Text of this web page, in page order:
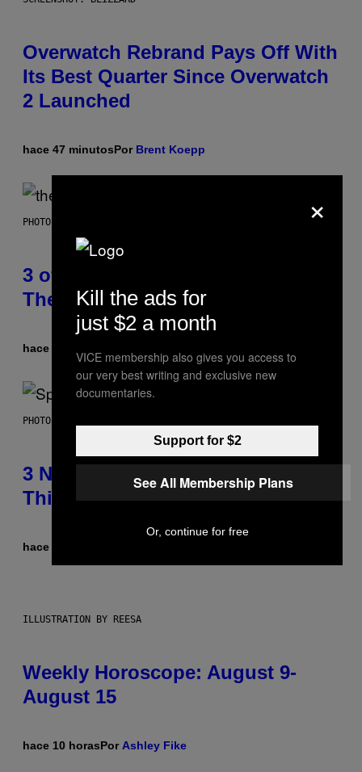
Overwatch Rebrand Pays Off With
Its Best Quarter Since Overwatch
2 Launched
hace 47 minutosPor Brent Koepp
PHOTO BY JAMIE MCCARTHY/WIREIMAGE
3 of the Best Alt-Rock Television
Theme Songs of the 2000s
hace 3 horas
PHOTO BY TIM RONEY/GETTY IMAGES
3 No-Skip Pop Albums Turning 30
This Year
hace 5 horas
ILLUSTRATION BY REESA
Weekly Horoscope: August 9-
August 15
hace 10 horasPorAshley Fike
×
Kill the ads for
just $2 a month
VICE membership also gives you access to
our very best writing and exclusive new
documentaries.
Support for $2
See All Membership Plans
Or, continue for free